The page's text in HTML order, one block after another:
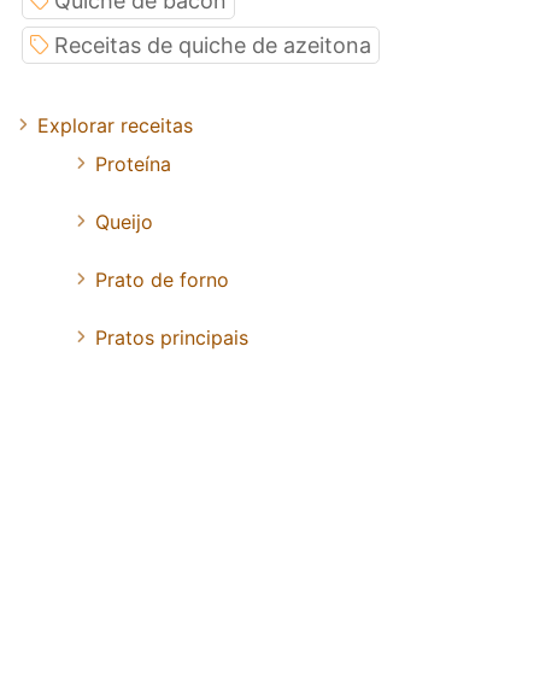
Receitas de quiche de azeitona
Explorar receitas
Proteína
Queijo
Prato de forno
Pratos principais